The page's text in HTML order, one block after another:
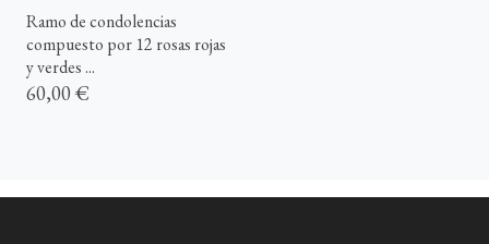
Ramo de condolencias
compuesto por 12 rosas rojas
y verdes ...
60,00 €